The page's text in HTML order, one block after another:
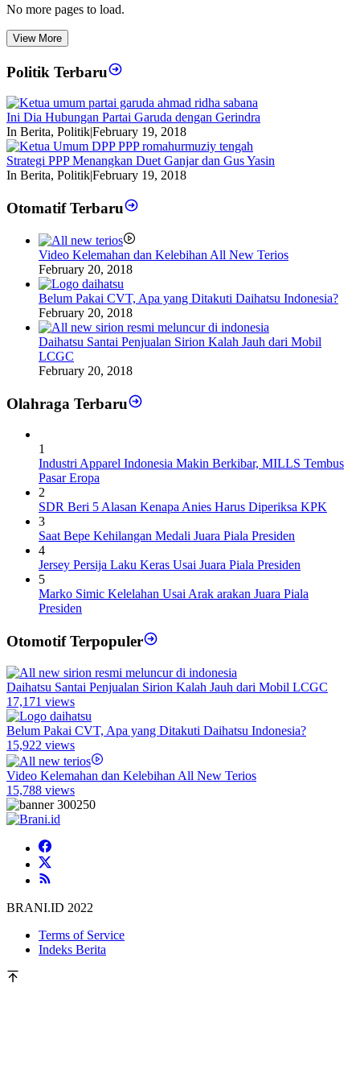
No more pages to load.
View More
Politik Terbaru
Ini Dia Hubungan Partai Garuda dengan Gerindra
In Berita, Politik|February 19, 2018
Strategi PPP Menangkan Duet Ganjar dan Gus Yasin
In Berita, Politik|February 19, 2018
Otomatif Terbaru
Video Kelemahan dan Kelebihan All New Terios
February 20, 2018
Belum Pakai CVT, Apa yang Ditakuti Daihatsu Indonesia?
February 20, 2018
Daihatsu Santai Penjualan Sirion Kalah Jauh dari Mobil
LCGC
February 20, 2018
Olahraga Terbaru
1
Industri Apparel Indonesia Makin Berkibar, MILLS Tembus
Pasar Eropa
2
SDR Beri 5 Alasan Kenapa Anies Harus Diperiksa KPK
3
Saat Bepe Kehilangan Medali Juara Piala Presiden
4
Jersey Persija Laku Keras Usai Juara Piala Presiden
5
Marko Simic Kelelahan Usai Arak arakan Juara Piala
Presiden
Otomotif Terpopuler
Daihatsu Santai Penjualan Sirion Kalah Jauh dari Mobil LCGC
17,171 views
Belum Pakai CVT, Apa yang Ditakuti Daihatsu Indonesia?
15,922 views
Video Kelemahan dan Kelebihan All New Terios
15,788 views
BRANI.ID 2022
Terms of Service
Indeks Berita